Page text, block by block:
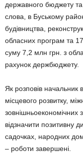
державного бюджету
слова, в Буському
будівництва,
обласних програм та 17
суму 7,2 млн грн. з
рахунок держбюджету.
Як розповів начальник
місцевого розвитку,
зовнішньоекономічних
відзначити позитивну
садочках, народних
– роботи завершені.